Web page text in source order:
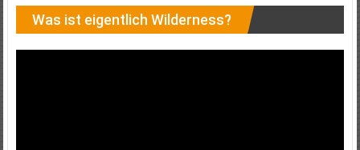
Was ist eigentlich Wilderness?